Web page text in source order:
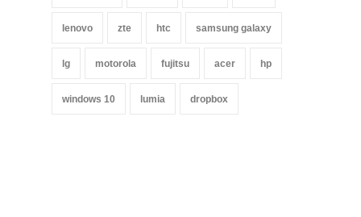
lenovo zte htc samsung galaxy
lg motorola fujitsu acer hp
windows 10 lumia dropbox